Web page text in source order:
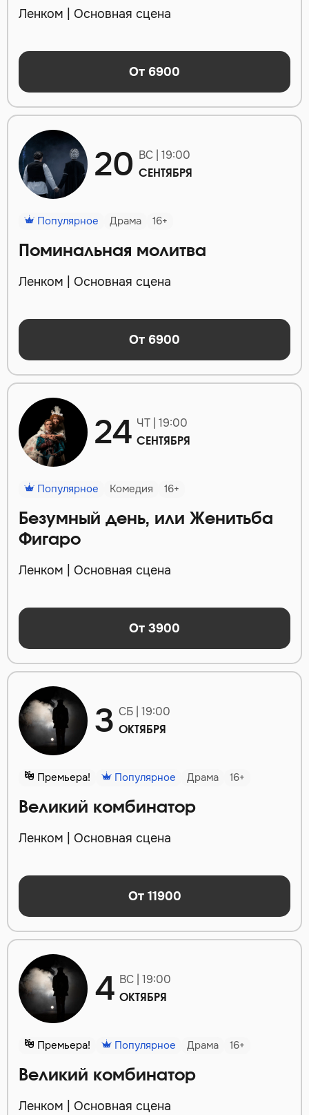
Ленком | Основная сцена
От 6900
20 ВС | 19:00
СЕНТЯБРЯ
Популярное Драма 16+
Поминальная молитва
Ленком | Основная сцена
От 6900
24 ЧТ | 19:00
СЕНТЯБРЯ
Популярное Комедия 16+
Безумный день, или Женитьба
Фигаро
Ленком | Основная сцена
От 3900
3 СБ | 19:00
ОКТЯБРЯ
Премьера! Популярное Драма 16+
Великий комбинатор
Ленком | Основная сцена
От 11900
4 ВС | 19:00
ОКТЯБРЯ
Премьера! Популярное Драма 16+
Великий комбинатор
Ленком | Основная сцена